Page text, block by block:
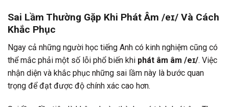
Sai Lầm Thường Gặp Khi Phát Âm /eɪ/ Và Cách
Khắc Phục
Ngay cả những người học tiếng Anh có kinh nghiệm cũng có
thể mắc phải một số lỗi phổ biến khi phát âm âm /eɪ/. Việc
nhận diện và khắc phục những sai lầm này là bước quan
trọng để đạt được độ chính xác cao hơn.